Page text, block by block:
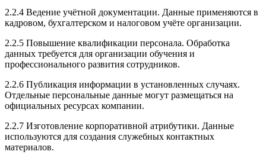
2.2.4 Ведение учётной документации. Данные применяются в
кадровом, бухгалтерском и налоговом учёте организации.
2.2.5 Повышение квалификации персонала. Обработка
данных требуется для организации обучения и
профессионального развития сотрудников.
2.2.6 Публикация информации в установленных случаях.
Отдельные персональные данные могут размещаться на
официальных ресурсах компании.
2.2.7 Изготовление корпоративной атрибутики. Данные
используются для создания служебных контактных
материалов.